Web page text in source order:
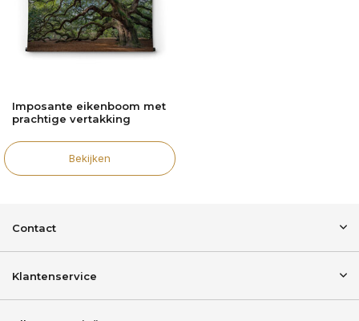
Imposante eikenboom met
prachtige vertakking
Bekijken
Contact
Klantenservice